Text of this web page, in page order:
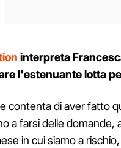
interpreta
l'estenuante lotta
contenta di aver fatto
a farsi delle
in cui siamo a